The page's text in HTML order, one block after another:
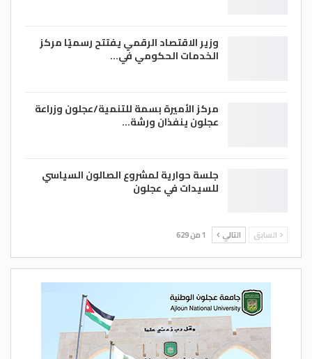
وزير الاقتصاد الرقمي يفتتح رسميًا مركز
الخدمات الحكومي في…
مركز الأميرة بسمة للتنمية/عجلون وزراعة
عجلون ينفذان ورشة…
جلسة حوارية لمشروع الصالون السياسي
للسيدات في عجلون
السابق التالي 1 من 629